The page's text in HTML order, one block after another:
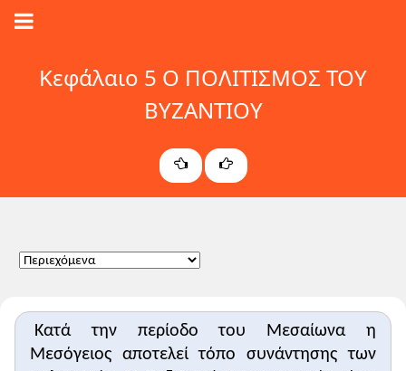
Κεφάλαιο 5 Ο ΠΟΛΙΤΙΣΜΟΣ ΤΟΥ
ΒΥΖΑΝΤΙΟΥ
Κατά την περίοδο του Μεσαίωνα η
Μεσόγειος αποτελεί τόπο συνάντησης των